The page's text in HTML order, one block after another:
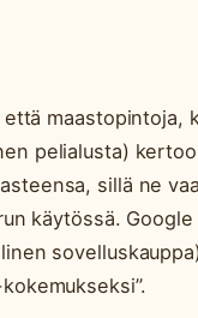
maastopintoja,
pelialusta)
sillä ne
käytössä.